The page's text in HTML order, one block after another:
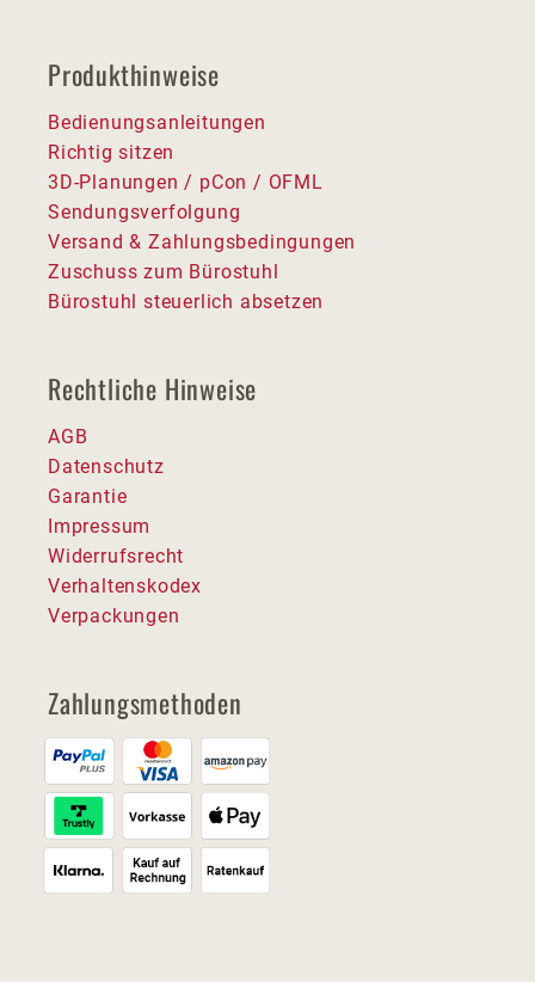
Produkthinweise
Bedienungsanleitungen
Richtig sitzen
3D-Planungen / pCon / OFML
Sendungsverfolgung
Versand & Zahlungsbedingungen
Zuschuss zum Bürostuhl
Bürostuhl steuerlich absetzen
Rechtliche Hinweise
AGB
Datenschutz
Garantie
Impressum
Widerrufsrecht
Verhaltenskodex
Verpackungen
Zahlungsmethoden